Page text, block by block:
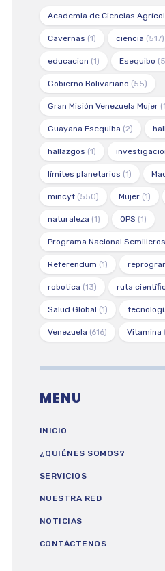
Academia de Ciencias
Cavernas (1) ciencia (517)
educacion (1) Esequibo
Gobierno Bolivariano (55)
Gran Misión Venezuela Mujer
Guayana Esequiba (2)
hallazgos (1)
límites planetarios (1)
mincyt(550) Mujer(1)
naturaleza (1) OPS (1)
Programa Nacional
Referendum (1)
robotica (13) ruta
Salud Global (1)
Venezuela (616) Vitamina
MENU
INICIO
¿QUIÉNES SOMOS?
SERVICIOS
NUESTRA RED
NOTICIAS
CONTÁCTENOS